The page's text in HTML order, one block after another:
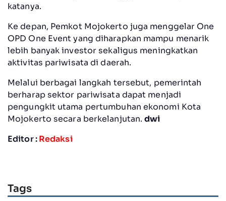
katanya.
Ke depan, Pemkot Mojokerto juga menggelar One
OPD One Event yang diharapkan mampu menarik
lebih banyak investor sekaligus meningkatkan
aktivitas pariwisata di daerah.
Melalui berbagai langkah tersebut, pemerintah
berharap sektor pariwisata dapat menjadi
pengungkit utama pertumbuhan ekonomi Kota
Mojokerto secara berkelanjutan.dwi
Editor :Redaksi
Tags